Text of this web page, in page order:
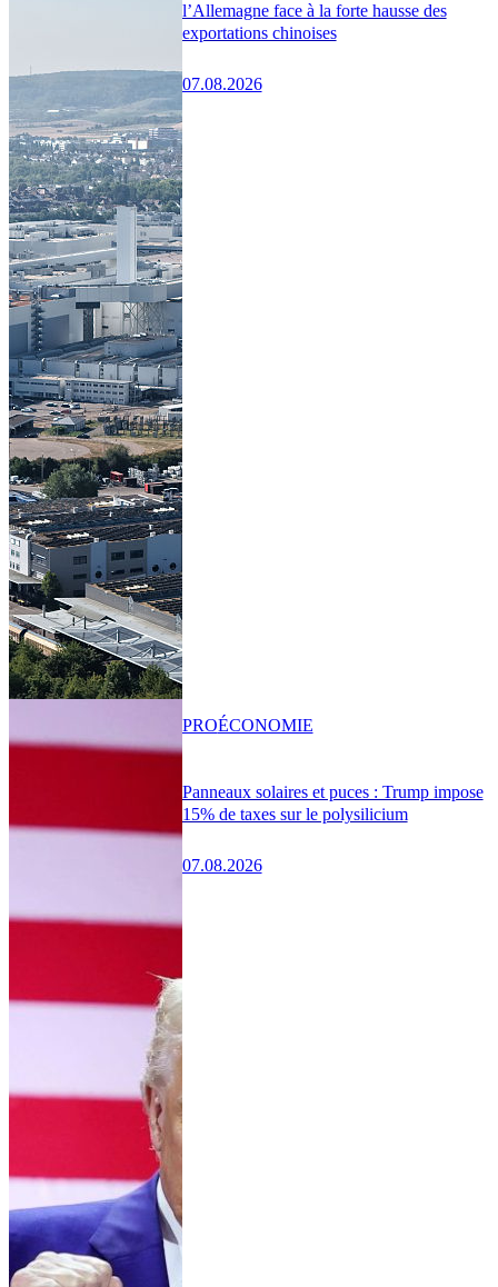
l’Allemagne face à la forte hausse des
exportations chinoises
07.08.2026
Panneaux solaires et puces : Trump impose
15% de taxes sur le polysilicium
07.08.2026
PROÉCONOMIE